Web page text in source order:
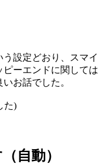
設定どおり、スマイ
ーエンドに関しては
お話でした。
た)
自動）